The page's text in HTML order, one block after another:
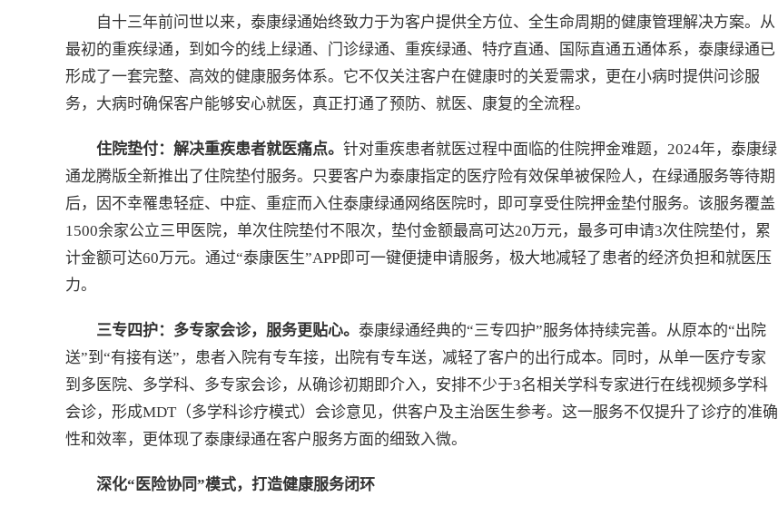
自十三年前问世以来，泰康绿通始终致力于为客户提供全方位、全生命周期的健康管理解决方案。从
最初的重疾绿通，到如今的线上绿通、门诊绿通、重疾绿通、特疗直通、国际直通五通体系，泰康绿通已
形成了一套完整、高效的健康服务体系。它不仅关注客户在健康时的关爱需求，更在小病时提供问诊服
务，大病时确保客户能够安心就医，真正打通了预防、就医、康复的全流程。
住院垫付：解决重疾患者就医痛点。 针对重疾患者就医过程中面临的住院押金难题，2024年，泰康绿
通龙腾版全新推出了住院垫付服务。只要客户为泰康指定的医疗险有效保单被保险人，在绿通服务等待期
后，因不幸罹患轻症、中症、重症而入住泰康绿通网络医院时，即可享受住院押金垫付服务。该服务覆盖
1500余家公立三甲医院，单次住院垫付不限次，垫付金额最高可达20万元，最多可申请3次住院垫付，累
计金额可达60万元。通过“泰康医生”APP即可一键便捷申请服务，极大地减轻了患者的经济负担和就医压
力。
三专四护：多专家会诊，服务更贴心。 泰康绿通经典的“三专四护”服务体持续完善。从原本的“出院
送”到“有接有送”，患者入院有专车接，出院有专车送，减轻了客户的出行成本。同时，从单一医疗专家
到多医院、多学科、多专家会诊，从确诊初期即介入，安排不少于3名相关学科专家进行在线视频多学科
会诊，形成MDT（多学科诊疗模式）会诊意见，供客户及主治医生参考。这一服务不仅提升了诊疗的准确
性和效率，更体现了泰康绿通在客户服务方面的细致入微。
深化“医险协同”模式，打造健康服务闭环